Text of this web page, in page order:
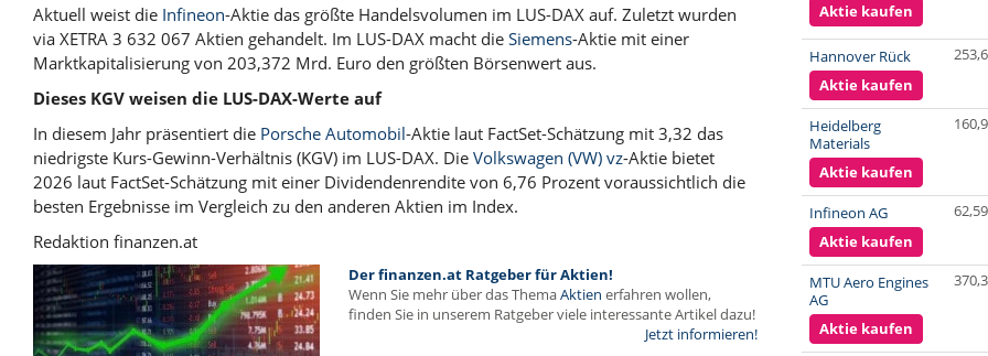
Aktuell weist die Infineon-Aktie das größte Handelsvolumen im LUS-DAX auf. Zuletzt wurden
via XETRA 3 632 067 Aktien gehandelt. Im LUS-DAX macht die Siemens-Aktie mit einer
Marktkapitalisierung von 203,372 Mrd. Euro den größten Börsenwert aus.
Dieses KGV weisen die LUS-DAX-Werte auf
In diesem Jahr präsentiert die Porsche Automobil-Aktie laut FactSet-Schätzung mit 3,32 das
niedrigste Kurs-Gewinn-Verhältnis (KGV) im LUS-DAX. Die Volkswagen (VW) vz-Aktie bietet
2026 laut FactSet-Schätzung mit einer Dividendenrendite von 6,76 Prozent voraussichtlich die
besten Ergebnisse im Vergleich zu den anderen Aktien im Index.
Redaktion finanzen.at
Der finanzen.at Ratgeber für Aktien!
Wenn Sie mehr über das ThemaAktien erfahren wollen,
finden Sie in unserem Ratgeber viele interessante Artikel dazu!
Jetzt informieren!
Aktie kaufen
Hannover Rück
Aktie kaufen
Heidelberg
Materials
Aktie kaufen
Infineon AG
Aktie kaufen
62,59
MTU Aero Engines
AG
Aktie kaufen